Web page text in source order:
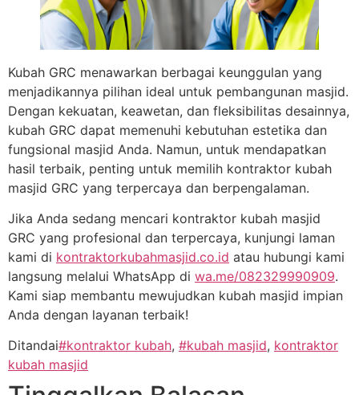
Kubah GRC menawarkan berbagai keunggulan yang
menjadikannya pilihan ideal untuk pembangunan masjid.
Dengan kekuatan, keawetan, dan fleksibilitas desainnya,
kubah GRC dapat memenuhi kebutuhan estetika dan
fungsional masjid Anda. Namun, untuk mendapatkan
hasil terbaik, penting untuk memilih kontraktor kubah
masjid GRC yang terpercaya dan berpengalaman.
Jika Anda sedang mencari kontraktor kubah masjid
GRC yang profesional dan terpercaya, kunjungi laman
kami di kontraktorkubahmasjid.co.id atau hubungi kami
langsung melalui WhatsApp di wa.me/082329990909.
Kami siap membantu mewujudkan kubah masjid impian
Anda dengan layanan terbaik!
Ditandai#kontraktor kubah, #kubah masjid, kontraktor
kubah masjid